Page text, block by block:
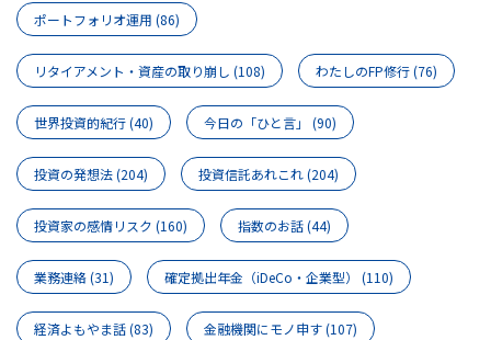
ポートフォリオ運用 (86)
リタイアメント・資産の取り崩し (108) わたしのFP修行(76)
世界投資的紀行(40) 今日の「ひと言」 (90)
投資の発想法(204) 投資信託あれこれ(204)
投資家の感情リスク (160) 指数のお話(44)
業務連絡(31) 確定拠出年金（iDeCo・企業型） (110)
経済よもやま話(83) 金融機関にモノ申す(107)